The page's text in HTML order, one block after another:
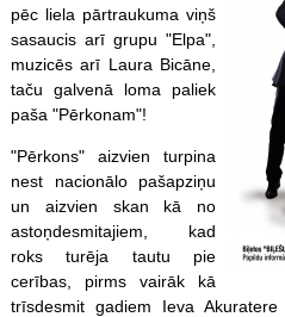
pēc liela pārtraukuma viņš
sasaucis arī grupu "Elpa",
muzicēs arī Laura Bicāne,
taču galvenā loma paliek
paša "Pērkonam"!
"Pērkons" aizvien turpina
nest nacionālo pašapziņu
un aizvien skan kā no
astoņdesmitajiem, kad
roks turēja tautu pie
cerības, pirms vairāk kā
trīsdesmit gadiem Ieva